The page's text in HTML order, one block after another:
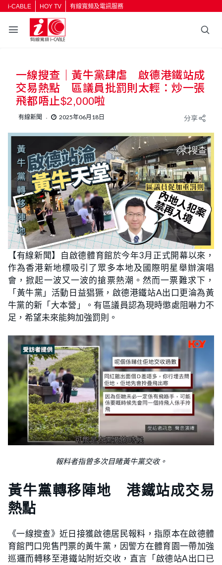
i-CABLE HOY TV 有線寬頻及電訊服務
返回
按輸入鍵開始搜尋
一線搜查｜黃牛黨肆虐 啟德港鐵站成
交易熱點 區議員批罰則太輕：炒一張
飛都唔止$2,000啦
有線新聞 2025年06月18日 分享
【有線新聞】自啟德體育館於今年3月正式開幕以來，
作為香港新地標吸引了眾多本地及國際明星舉辦演唱
會，掀起一波又一波的搶票熱潮。然而一票難求下，
「黃牛黨」活動日益猖獗，啟德港鐵站A出口更淪為黃
牛黨的新「大本營」。有區議員認為現時懲處阻嚇力不
足，希望未來能夠加強罰則。
報料者指曾多次目睹黃牛黨交收。
黃牛黨轉移陣地 港鐵站成交易
熱點
《一線搜查》近日接獲啟德居民報料，指原本在啟德體
育館門口兜售門票的黃牛黨，因警方在體育園一帶加強
巡邏而轉移至港鐵站附近交收，直言「啟德站A出口已